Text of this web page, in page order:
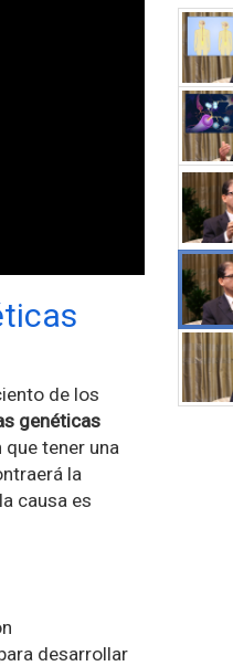
de los
genéticas
tener una
la
causa es
desarrollar